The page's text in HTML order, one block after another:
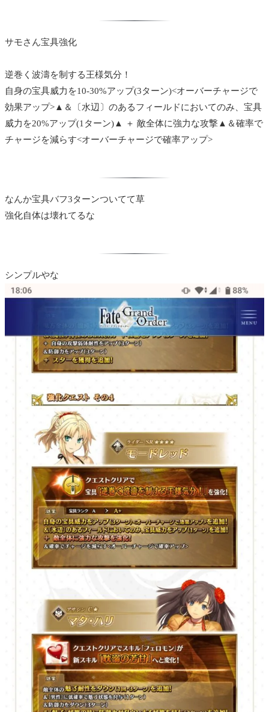
サモさん宝具強化
逆巻く波濤を制する王様気分！
自身の宝具威力を10-30%アップ(3ターン)<オーバーチャージで
効果アップ>▲＆〔水辺〕のあるフィールドにおいてのみ、宝具
威力を20%アップ(1ターン)▲ ＋ 敵全体に強力な攻撃▲＆確率で
チャージを減らす<オーバーチャージで確率アップ>
なんか宝具バフ3ターンついてて草
強化自体は壊れてるな
シンプルやな